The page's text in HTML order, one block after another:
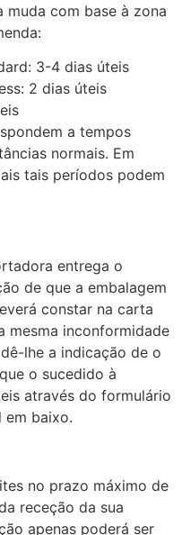
muda com base à zona
3-4 dias úteis
2 dias úteis
a tempos
normais. Em
tais períodos podem
entrega o
de que a embalagem
constar na carta
mesma inconformidade
lhe a indicação de o
o sucedido à
através do formulário
em baixo.
no prazo máximo de
receção da sua
apenas poderá ser